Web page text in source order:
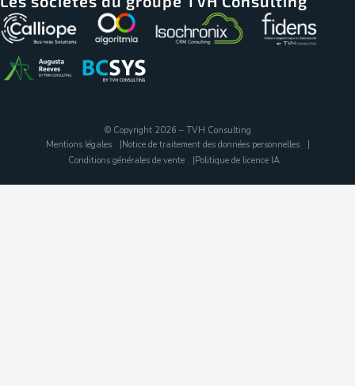
© Copyright 2026 – TVH Consulting
Mentions légales
Notice de traitement des données personnelles
Conditions générales de vente
Politique de licence IA